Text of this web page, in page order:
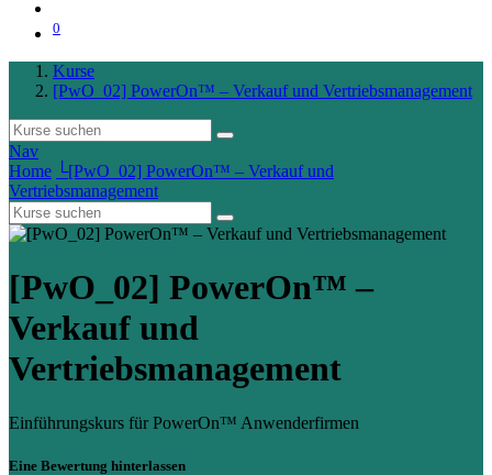
0
Kurse
[PwO_02] PowerOn™ – Verkauf und Vertriebsmanagement
Nav
Home └[PwO_02] PowerOn™ – Verkauf und
Vertriebsmanagement
[PwO_02] PowerOn™ –
Verkauf und
Vertriebsmanagement
Einführungskurs für PowerOn™ Anwenderfirmen
Eine Bewertung hinterlassen